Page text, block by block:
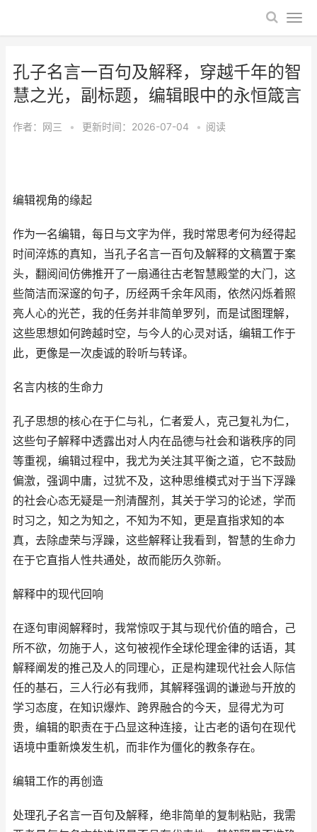
孔子名言一百句及解释，穿越千年的智
慧之光，副标题，编辑眼中的永恒箴言
作者： 网三 • 更新时间：2026-07-04 • 阅读
编辑视角的缘起
作为一名编辑，每日与文字为伴，我时常思考何为经得起
时间淬炼的真知，当孔子名言一百句及解释的文稿置于案
头，翻阅间仿佛推开了一扇通往古老智慧殿堂的大门，这
些简洁而深邃的句子，历经两千余年风雨，依然闪烁着照
亮人心的光芒，我的任务并非简单罗列，而是试图理解，
这些思想如何跨越时空，与今人的心灵对话，编辑工作于
此，更像是一次虔诚的聆听与转译。
名言内核的生命力
孔子思想的核心在于仁与礼，仁者爱人，克己复礼为仁，
这些句子解释中透露出对人内在品德与社会和谐秩序的同
等重视，编辑过程中，我尤为关注其平衡之道，它不鼓励
偏激，强调中庸，过犹不及，这种思维模式对于当下浮躁
的社会心态无疑是一剂清醒剂，其关于学习的论述，学而
时习之，知之为知之，不知为不知，更是直指求知的本
真，去除虚荣与浮躁，这些解释让我看到，智慧的生命力
在于它直指人性共通处，故而能历久弥新。
解释中的现代回响
在逐句审阅解释时，我常惊叹于其与现代价值的暗合，己
所不欲，勿施于人，这句被视作全球伦理金律的话语，其
解释阐发的推己及人的同理心，正是构建现代社会人际信
任的基石，三人行必有我师，其解释强调的谦逊与开放的
学习态度，在知识爆炸、跨界融合的今天，显得尤为可
贵，编辑的职责在于凸显这种连接，让古老的语句在现代
语境中重新焕发生机，而非作为僵化的教条存在。
编辑工作的再创造
处理孔子名言一百句及解释，绝非简单的复制粘贴，我需